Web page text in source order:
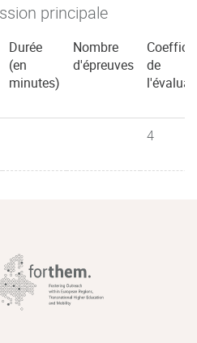
principale
Durée
(en
minutes)
Nombre
d'épreuves
de
4